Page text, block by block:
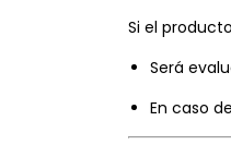
Si el
Será
En caso